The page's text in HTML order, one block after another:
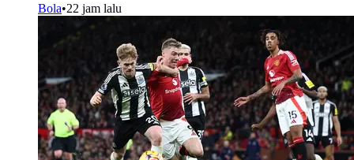
Bola•22 jam lalu